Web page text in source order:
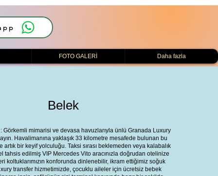
FOTO GALERİ Daha fazla
Belek
mimarisi ve devasa havuzlarıyla ünlü Granada Luxury
Havalimanına yaklaşık 33 kilometre mesafede bulunan bu
bir keyif yolculuğu. Taksi sırası beklemeden veya kalabalık
tahsis edilmiş VIP Mercedes Vito aracınızla doğrudan otelinize
koltuklarımızın konforunda dinlenebilir, ikram ettiğimiz soğuk
transfer hizmetimizde, çocuklu aileler için ücretsiz bebek